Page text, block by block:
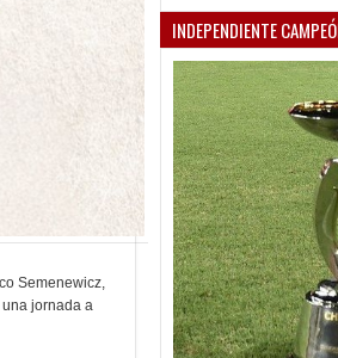
Semenewicz,
jornada a
INDEPENDIENTE